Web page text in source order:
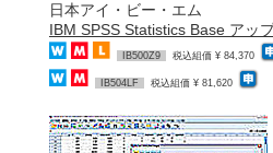
日本アイ・ビー・エム
IBM SPSS Statistics Base アッ
IB500Z9 税込組価 ¥ 84,370
IB504LF 税込組価 ¥ 81,620